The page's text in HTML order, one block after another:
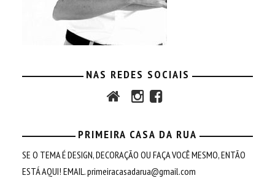
NAS REDES SOCIAIS
PRIMEIRA CASA DA RUA
SE O TEMA É DESIGN, DECORAÇÃO OU FAÇA VOCÊ MESMO, ENTÃO
ESTÁ AQUI! EMAIL.primeiracasadarua@gmail.com